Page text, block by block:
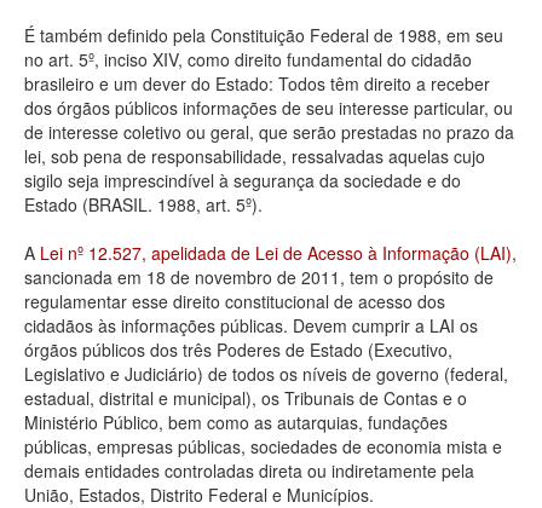
Administração
Legislação
Agenda
Perguntas frequentes
Contato
É também definido pela Constituição Federal de 1988, em seu
no art. 5º, inciso XIV, como direito fundamental do cidadão
brasileiro e um dever do Estado: Todos têm direito a receber
dos órgãos públicos informações de seu interesse particular, ou
de interesse coletivo ou geral, que serão prestadas no prazo da
lei, sob pena de responsabilidade, ressalvadas aquelas cujo
sigilo seja imprescindível à segurança da sociedade e do
Estado (BRASIL. 1988, art. 5º).
A Lei nº 12.527, apelidada de Lei de Acesso à Informação (LAI),
sancionada em 18 de novembro de 2011, tem o propósito de
regulamentar esse direito constitucional de acesso dos
cidadãos às informações públicas. Devem cumprir a LAI os
órgãos públicos dos três Poderes de Estado (Executivo,
Legislativo e Judiciário) de todos os níveis de governo (federal,
estadual, distrital e municipal), os Tribunais de Contas e o
Ministério Público, bem como as autarquias, fundações
públicas, empresas públicas, sociedades de economia mista e
demais entidades controladas direta ou indiretamente pela
União, Estados, Distrito Federal e Municípios.